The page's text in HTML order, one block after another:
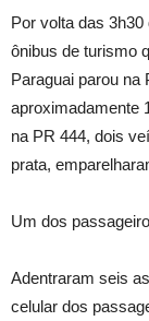
Por volta das
ônibus de turismo
Paraguai parou na
aproximadamente
na PR 444, dois
prata,
Um dos
Adentraram seis
celular dos